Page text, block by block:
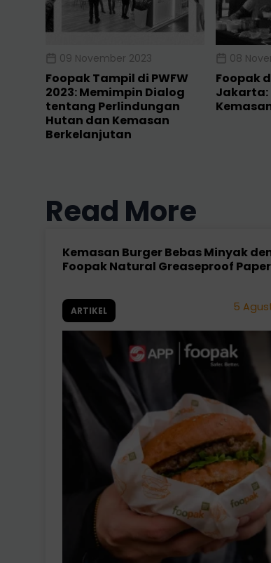
09 November 2023
Foopak Tampil di PWFW
2023: Memimpin Dialog
tentang Perlindungan
Hutan dan Kemasan
Berkelanjutan
08
Foopak
Jakarta:
Read More
Kemasan Burger Bebas Minyak
Foopak Natural Greaseproof Paper
ARTIKEL 5